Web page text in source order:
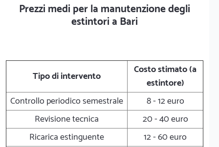
Prezzi medi per la manutenzione degli
estintori a Bari
Tipo di intervento
Costo stimato (a
estintore)
Controllo periodico semestrale
8 - 12 euro
Revisione tecnica
20 - 40 euro
Ricarica estinguente
12 - 60 euro